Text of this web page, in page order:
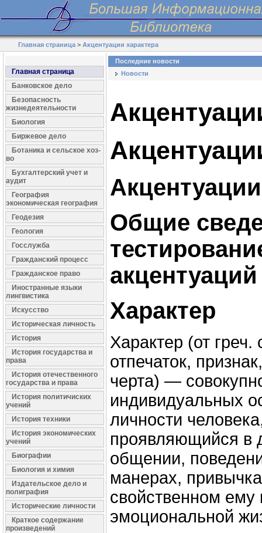
Главная страница >Акцентуации характера
Главная страница
Банковское дело
Безопасность
жизнедеятельности
Биология
Биржевое дело
Ботаника и сельское хоз-
во
Бухгалтерский учет и
аудит
География
экономическая география
Геодезия
Геология
Госслужба
Гражданский процесс
Гражданское право
Иностранные языки
лингвистика
Искусство
Историческая личность
История
История государства и
права
История отечественного
государства и права
История политичиских
учений
История техники
История экономических
учений
Биографии
Биология и химия
Издательское дело и
полиграфия
Исторические личности
Краткое содержание
произведений
Последние новости
Новости
Общие
Характер
Характер (от
отпечаток,
черта) —
индивидуальных
личности
проявляющийся в
общении,
манерах,
свойственном ему
эмоциональной